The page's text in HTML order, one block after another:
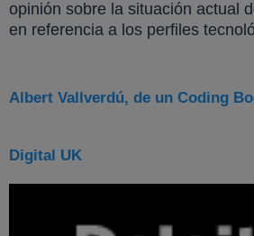
opinión sobre la situación actual
en referencia a los perfiles
Albert Vallverdú, de un Coding
Digital UK